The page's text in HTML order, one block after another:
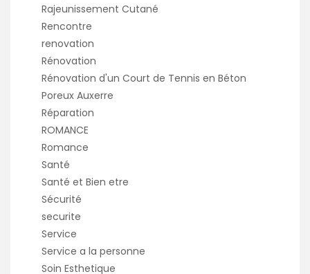
Rajeunissement Cutané
Rencontre
renovation
Rénovation
Rénovation d'un Court de Tennis en Béton
Poreux Auxerre
Réparation
ROMANCE
Romance
Santé
Santé et Bien etre
Sécurité
securite
Service
Service a la personne
Soin Esthetique